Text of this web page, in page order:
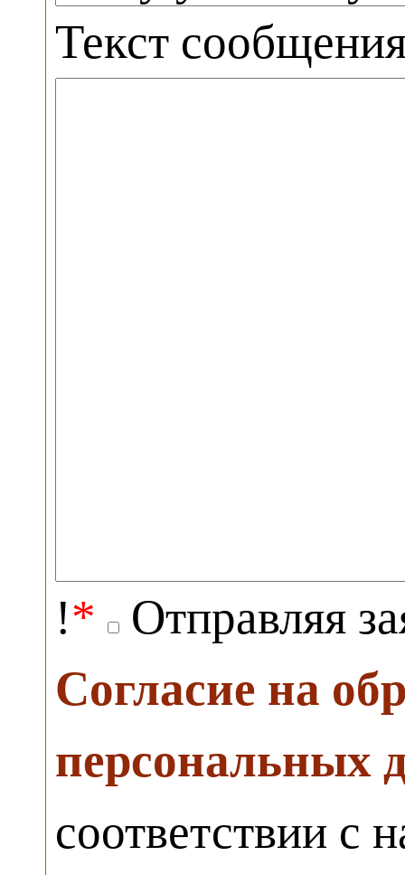
Текст
!*
Отправляя
Согласие на
персональных
соответствии с